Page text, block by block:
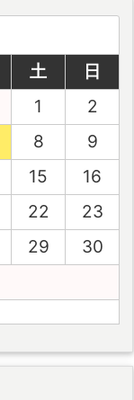
土
日
1
2
8
9
15
16
22
23
29
30